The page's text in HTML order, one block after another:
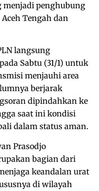
menjadi penghubung
Tengah dan
langsung
Sabtu (31/1) untuk
menjauhi area
berjarak
dipindahkan ke
saat ini kondisi
dalam status aman.
Prasodjo
bagian dari
keandalan urat
di wilayah